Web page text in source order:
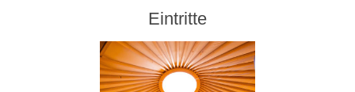
Eintritte